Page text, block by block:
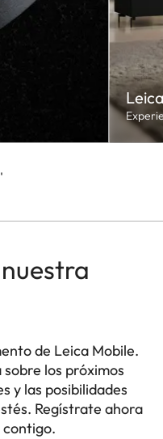
de Leica Mobile.
los próximos
y las posibilidades
Regístrate ahora
contigo.